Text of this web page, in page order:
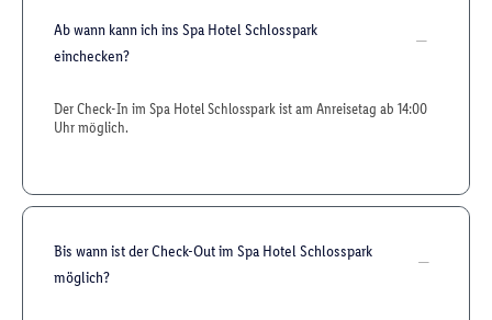
Ab wann kann ich ins Spa Hotel Schlosspark
einchecken?
Der Check-In im Spa Hotel Schlosspark ist am Anreisetag ab 14:00
Uhr möglich.
Bis wann ist der Check-Out im Spa Hotel Schlosspark
möglich?